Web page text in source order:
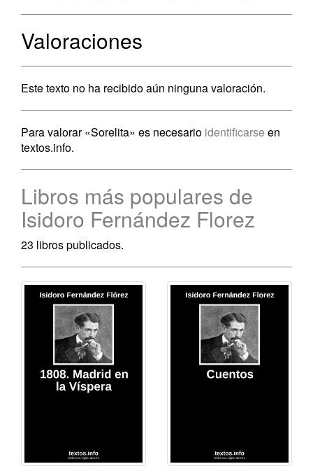
Valoraciones
Este texto no ha recibido aún ninguna valoración.
Para valorar «Sorelita» es necesario identificarse en
textos.info.
Libros más populares de
Isidoro Fernández Florez
23 libros publicados.